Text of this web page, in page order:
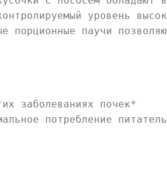
уровень
порционные паучи
заболеваниях почек*
потребление